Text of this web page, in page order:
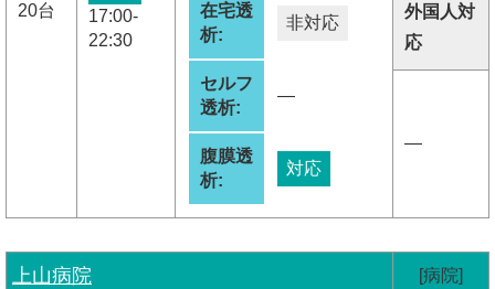
20台
17:00-
22:30
在宅透
析:
非対応
セルフ
透析:
―
腹膜透
析:
対応
外国人対
応
―
上山病院 [病院]